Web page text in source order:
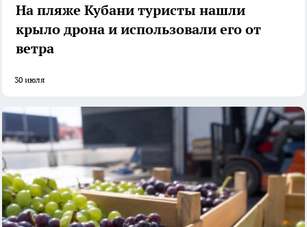
На пляже Кубани туристы нашли
крыло дрона и использовали его от
ветра
30 июля